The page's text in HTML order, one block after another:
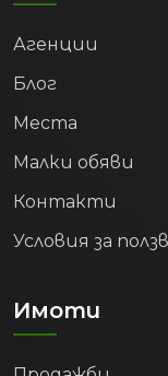
Агенции
Блог
Места
Малки обяви
Контакти
Условия за
Имоти